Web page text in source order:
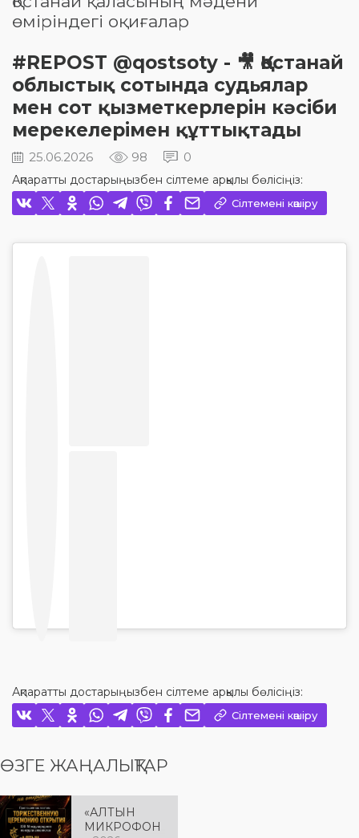
өміріндегі оқиғалар
#REPOST @qostsoty - 🎥 Қостанай
облыстық сотында судьялар
мен сот қызметкерлерін кәсіби
мерекелерімен құттықтады
25.06.2026 98 0
Ақпаратты достарыңызбен сілтеме арқылы бөлісіңіз:
Сілтемені көшіру
Ақпаратты достарыңызбен сілтеме арқылы бөлісіңіз:
Сілтемені көшіру
ӨЗГЕ ЖАҢАЛЫҚТАР
«АЛТЫН
МИКРОФОН